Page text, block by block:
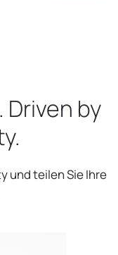
Driven by
und teilen Sie Ihre